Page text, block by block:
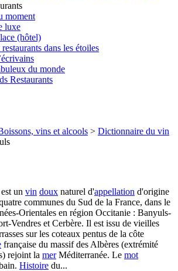
moment
luxe
(hôtel)
dans les étoiles
du monde
Restaurants
vins et alcools > Dictionnaire du vin
un vin doux naturel d'appellation d'origine
communes du Sud de la France, dans le
Orientales en région Occitanie : Banyuls-
Vendres et Cerbère. Il est issu de vieilles
sur les coteaux pentus de la côte
française du massif des Albères (extrémité
rejoint la merMéditerranée. Le mot
Histoire du...